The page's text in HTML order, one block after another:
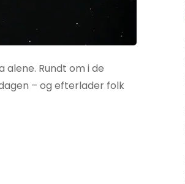
Rundt om i de
– og efterlader folk